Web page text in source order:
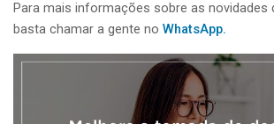
Para mais informações sobre as novidades
basta chamar a gente no WhatsApp.